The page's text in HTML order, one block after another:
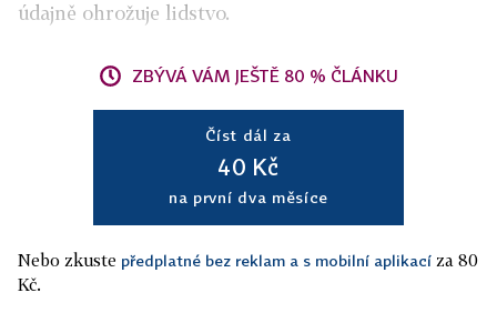
údajně ohrožuje lidstvo.
ZBÝVÁ VÁM JEŠTĚ 80 % ČLÁNKU
Číst dál za
40 Kč
na první dva měsíce
Nebo zkuste předplatné bez reklam a s mobilní aplikací za 80
Kč.